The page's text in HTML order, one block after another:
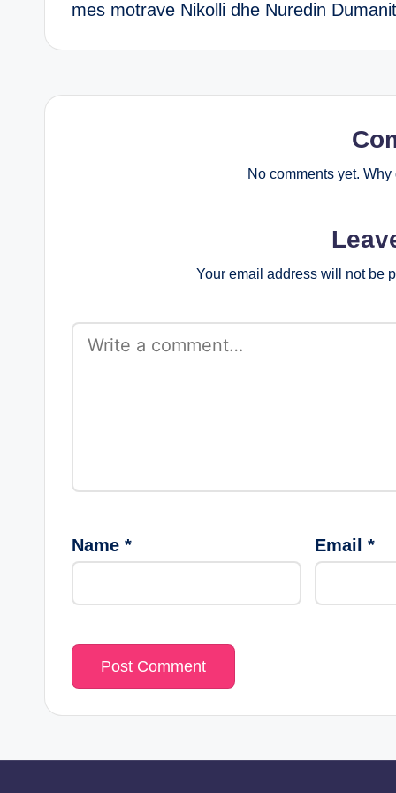
mes motrave Nikolli dhe Nuredin Dumanit
No comments yet.
Your email address will not be
Name * Email *